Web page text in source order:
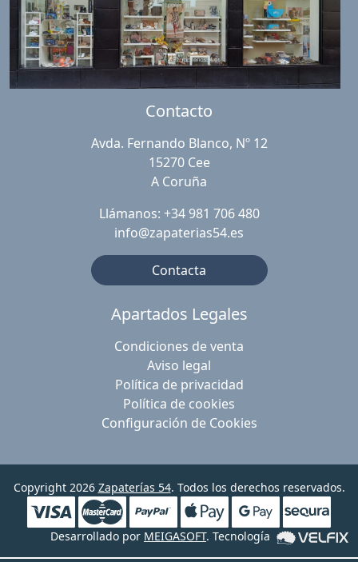
Contacto
Avda. Fernando Blanco, Nº 12
15270 Cee
A Coruña
Llámanos: +34 981 706 480
info@zapaterias54.es
Contacta
Apartados Legales
Condiciones de venta
Aviso legal
Política de privacidad
Política de cookies
Configuración de Cookies
Copyright 2026 Zapaterías 54. Todos los derechos reservados.
Desarrollado por MEIGASOFT. Tecnología